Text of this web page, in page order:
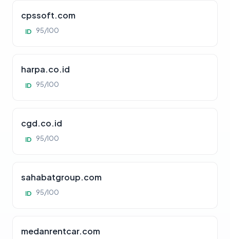
cpssoft.com
ID 95/100
harpa.co.id
ID 95/100
cgd.co.id
ID 95/100
sahabatgroup.com
ID 95/100
medanrentcar.com